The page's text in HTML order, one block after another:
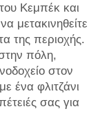
Κεμπέκ και
μετακινηθείτε
της περιοχής.
πόλη,
στον
ένα φλιτζάνι
σας για